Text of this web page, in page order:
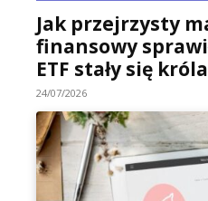
Jak przejrzysty
finansowy
ETF stały się
24/07/2026